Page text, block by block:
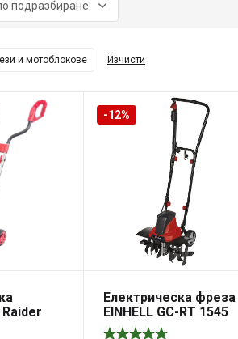
и мотоблокове Изчисти
-12%
Електрическа фреза
EINHELL GC-RT 1545
M